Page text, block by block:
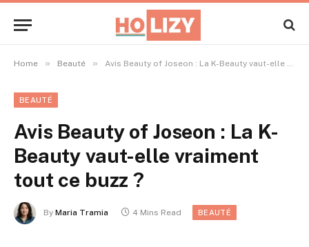
Home » Beauté » Avis Beauty of Joseon : La K-Beauty vaut-elle vraiment tout ce buzz ?
BEAUTÉ
Avis Beauty of Joseon : La K-
Beauty vaut-elle vraiment
tout ce buzz ?
By Maria Tramia 4 Mins Read BEAUTÉ